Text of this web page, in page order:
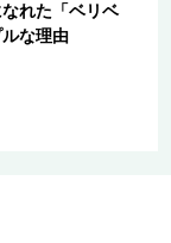
れた「ベリベ
な理由